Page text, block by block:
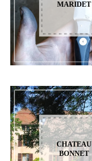
MARIDET
CHATEAU
BONNET